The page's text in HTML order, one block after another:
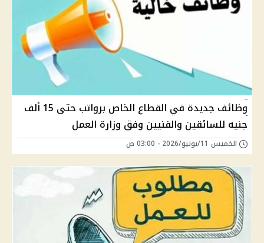
وظائف جديدة في القطاع الخاص برواتب حتى 15 ألف
جنيه للسائقين والفنيين وفق وزارة العمل
الخميس 11/يونيو/2026 - 03:00 ص